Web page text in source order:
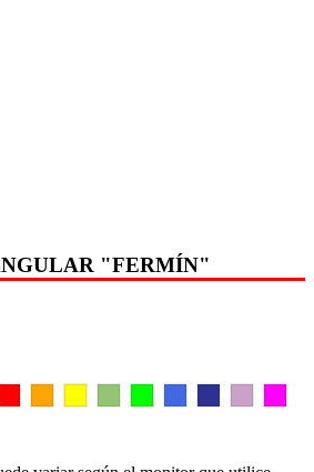
"FERMÍN"